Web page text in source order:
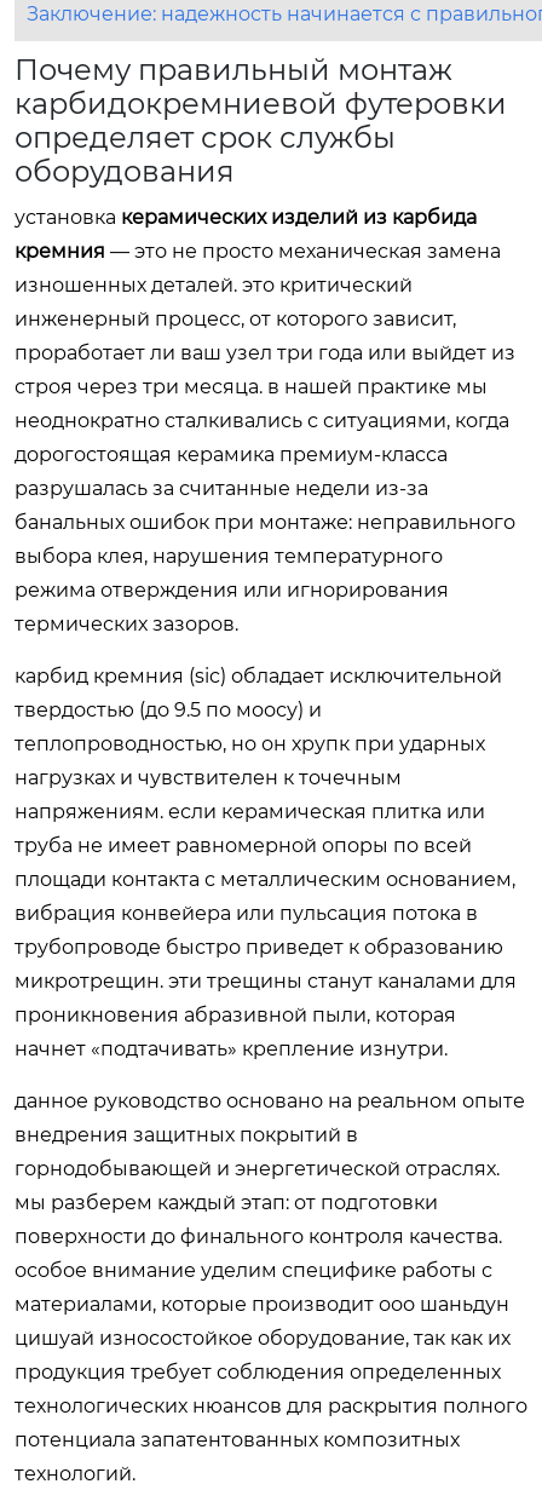
Заключение: надежность начинается с
Почему правильный монтаж
карбидокремниевой футеровки
определяет срок службы
оборудования
установка керамических изделий из карбида
кремния — это не просто механическая замена
изношенных деталей. это критический
инженерный процесс, от которого зависит,
проработает ли ваш узел три года или выйдет из
строя через три месяца. в нашей практике мы
неоднократно сталкивались с ситуациями, когда
дорогостоящая керамика премиум-класса
разрушалась за считанные недели из-за
банальных ошибок при монтаже: неправильного
выбора клея, нарушения температурного
режима отверждения или игнорирования
термических зазоров.
карбид кремния (sic) обладает исключительной
твердостью (до 9.5 по моосу) и
теплопроводностью, но он хрупк при ударных
нагрузках и чувствителен к точечным
напряжениям. если керамическая плитка или
труба не имеет равномерной опоры по всей
площади контакта с металлическим основанием,
вибрация конвейера или пульсация потока в
трубопроводе быстро приведет к образованию
микротрещин. эти трещины станут каналами для
проникновения абразивной пыли, которая
начнет «подтачивать» крепление изнутри.
данное руководство основано на реальном опыте
внедрения защитных покрытий в
горнодобывающей и энергетической отраслях.
мы разберем каждый этап: от подготовки
поверхности до финального контроля качества.
особое внимание уделим специфике работы с
материалами, которые производит ооо шаньдун
цишуай износостойкое оборудование, так как их
продукция требует соблюдения определенных
технологических нюансов для раскрытия полного
потенциала запатентованных композитных
технологий.